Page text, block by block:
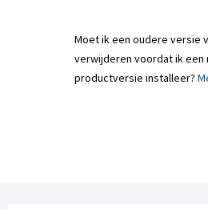
Moet ik een oudere versie
verwijderen voordat ik een
productversie installeer?